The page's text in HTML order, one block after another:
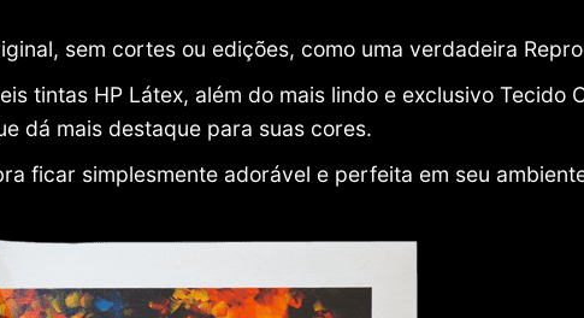
sem cortes ou edições, como uma verdadeira
tintas HP Látex, além do mais lindo e exclusivo Tecido
dá mais destaque para suas cores.
ficar simplesmente adorável e perfeita em seu